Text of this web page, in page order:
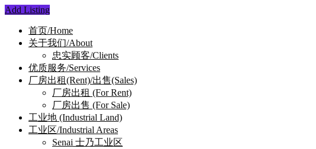
Add Listing
首页/Home
关于我们/About
忠实顾客/Clients
优质服务/Services
厂房出租(Rent)/出售(Sales)
厂房出租 (For Rent)
厂房出售 (For Sale)
工业地 (Industrial Land)
工业区/Industrial Areas
Senai 士乃工业区